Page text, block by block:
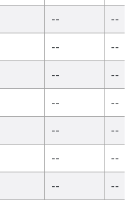
--
--
--
--
--
--
--
--
--
--
--
--
-- --